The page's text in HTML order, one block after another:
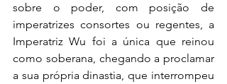
sobre o poder, com posição de
imperatrizes consortes ou regentes, a
Imperatriz Wu foi a única que reinou
como soberana, chegando a proclamar
a sua própria dinastia, que interrompeu